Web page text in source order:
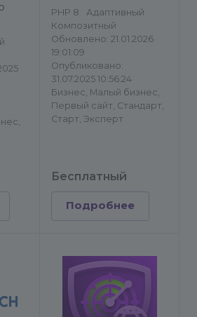
PHP 8
Адаптивный
Композитный
Обновлено: 21.01.2026
19:01:09
Опубликовано:
31.07.2025 10:56:24
Бизнес, Малый бизнес,
Первый сайт, Стандарт,
Старт, Эксперт
Бесплатный
Подробнее